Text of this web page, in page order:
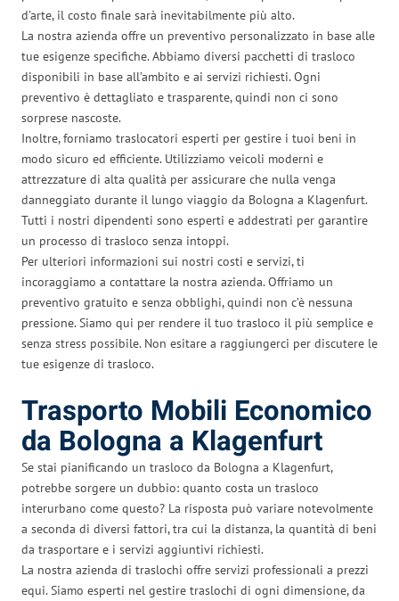
d’arte, il costo finale sarà inevitabilmente più alto.
La nostra azienda offre un preventivo personalizzato in base alle
tue esigenze specifiche. Abbiamo diversi pacchetti di trasloco
disponibili in base all’ambito e ai servizi richiesti. Ogni
preventivo è dettagliato e trasparente, quindi non ci sono
sorprese nascoste.
Inoltre, forniamo traslocatori esperti per gestire i tuoi beni in
modo sicuro ed efficiente. Utilizziamo veicoli moderni e
attrezzature di alta qualità per assicurare che nulla venga
danneggiato durante il lungo viaggio da Bologna a Klagenfurt.
Tutti i nostri dipendenti sono esperti e addestrati per garantire
un processo di trasloco senza intoppi.
Per ulteriori informazioni sui nostri costi e servizi, ti
incoraggiamo a contattare la nostra azienda. Offriamo un
preventivo gratuito e senza obblighi, quindi non c’è nessuna
pressione. Siamo qui per rendere il tuo trasloco il più semplice e
senza stress possibile. Non esitare a raggiungerci per discutere le
tue esigenze di trasloco.
Trasporto Mobili Economico
da Bologna a Klagenfurt
Se stai pianificando un trasloco da Bologna a Klagenfurt,
potrebbe sorgere un dubbio: quanto costa un trasloco
interurbano come questo? La risposta può variare notevolmente
a seconda di diversi fattori, tra cui la distanza, la quantità di beni
da trasportare e i servizi aggiuntivi richiesti.
La nostra azienda di traslochi offre servizi professionali a prezzi
equi. Siamo esperti nel gestire traslochi di ogni dimensione, da